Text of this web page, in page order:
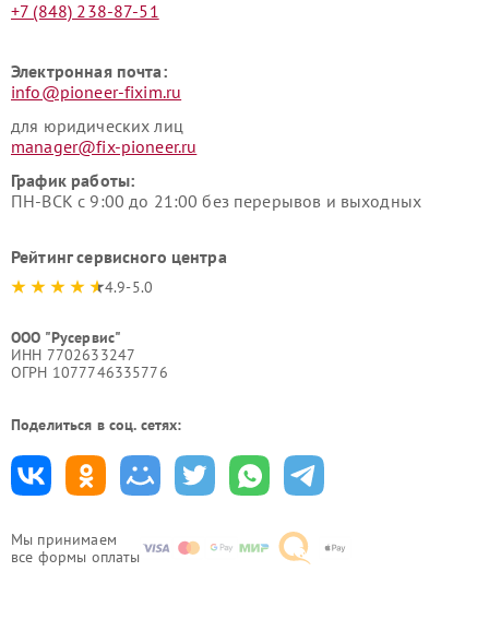
Мы принимаем
все формы оплаты
+7 (848) 238-87-51
Электронная почта:
info@pioneer-fixim.ru
для юридических лиц
manager@fix-pioneer.ru
График работы:
ПН-ВСК с 9:00 до 21:00 без перерывов и выходных
Рейтинг сервисного центра
4.9-5.0
ООО "Русервис"
ИНН 7702633247
ОГРН 1077746335776
Поделиться в соц. сетях: